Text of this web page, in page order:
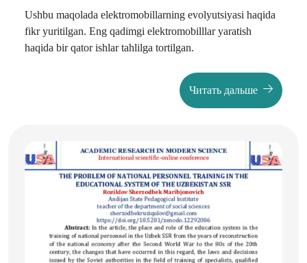
Ushbu maqolada elektromobillarning evolyutsiyasi haqida
fikr yuritilgan. Eng qadimgi elektromobilllar yaratish
haqida bir qator ishlar tahlilga tortilgan.
Читать дальше